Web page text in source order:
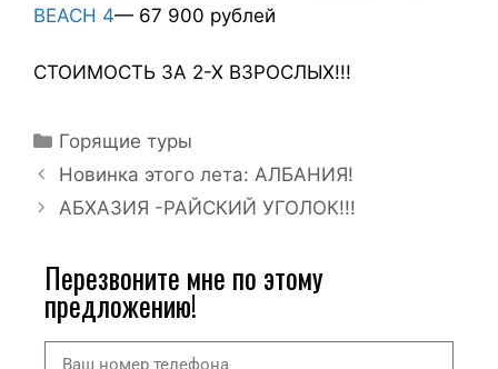
BEACH 4— 67 900 рублей
СТОИМОСТЬ ЗА 2-Х ВЗРОСЛЫХ!!!
Горящие туры
Новинка этого лета: АЛБАНИЯ!
АБХАЗИЯ -РАЙСКИЙ УГОЛОК!!!
Перезвоните мне по этому
предложению!